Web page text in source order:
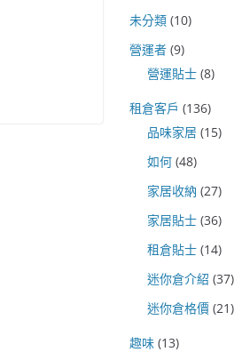
未分類 (10)
營運者 (9)
營運貼士 (8)
租倉客戶 (136)
品味家居 (15)
如何 (48)
家居收納 (27)
家居貼士 (36)
租倉貼士 (14)
迷你倉介紹 (37)
迷你倉格價 (21)
趣味 (13)